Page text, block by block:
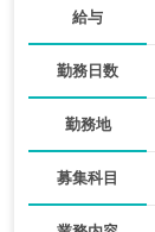
給与
勤務日数
勤務地
募集科目